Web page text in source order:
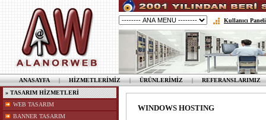
Kullanıcı Paneli
ANASAYFA|HİZMETLERİMİZ|ÜRÜNLERİMİZ|REFERANSLARIMIZ
» TASARIM HİZMETLERİ
WEB TASARIM
BANNER TASARIM
WINDOWS HOSTING